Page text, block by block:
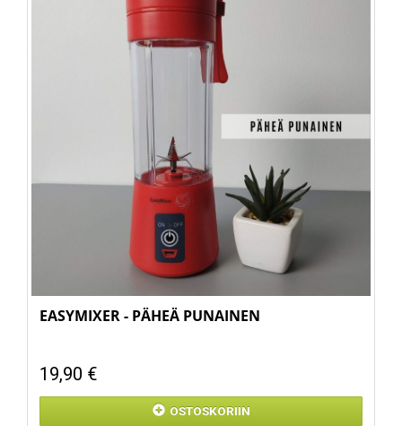
EASYMIXER - PÄHEÄ PUNAINEN
19,90 €
OSTOSKORIIN